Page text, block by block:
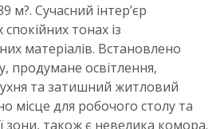
Сучасний інтер’єр
тонах із
матеріалів. Встановлено
продумане освітлення,
та затишний житловий
місце для робочого столу та
зони, також є невелика комора.